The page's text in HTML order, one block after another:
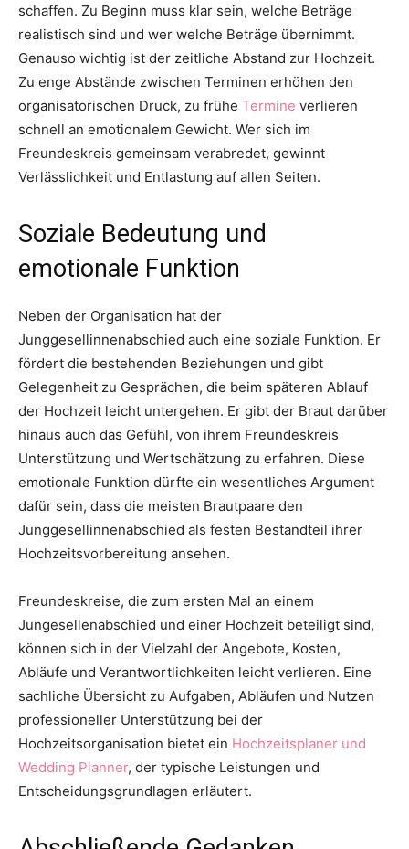
schaffen. Zu Beginn muss klar sein, welche Beträge
realistisch sind und wer welche Beträge übernimmt.
Genauso wichtig ist der zeitliche Abstand zur Hochzeit.
Zu enge Abstände zwischen Terminen erhöhen den
organisatorischen Druck, zu frühe Termine verlieren
schnell an emotionalem Gewicht. Wer sich im
Freundeskreis gemeinsam verabredet, gewinnt
Verlässlichkeit und Entlastung auf allen Seiten.
Soziale Bedeutung und
emotionale Funktion
Neben der Organisation hat der
Junggesellinnenabschied auch eine soziale Funktion. Er
fördert die bestehenden Beziehungen und gibt
Gelegenheit zu Gesprächen, die beim späteren Ablauf
der Hochzeit leicht untergehen. Er gibt der Braut darüber
hinaus auch das Gefühl, von ihrem Freundeskreis
Unterstützung und Wertschätzung zu erfahren. Diese
emotionale Funktion dürfte ein wesentliches Argument
dafür sein, dass die meisten Brautpaare den
Junggesellinnenabschied als festen Bestandteil ihrer
Hochzeitsvorbereitung ansehen.
Freundeskreise, die zum ersten Mal an einem
Jungesellenabschied und einer Hochzeit beteiligt sind,
können sich in der Vielzahl der Angebote, Kosten,
Abläufe und Verantwortlichkeiten leicht verlieren. Eine
sachliche Übersicht zu Aufgaben, Abläufen und Nutzen
professioneller Unterstützung bei der
Hochzeitsorganisation bietet ein Hochzeitsplaner und
Wedding Planner, der typische Leistungen und
Entscheidungsgrundlagen erläutert.